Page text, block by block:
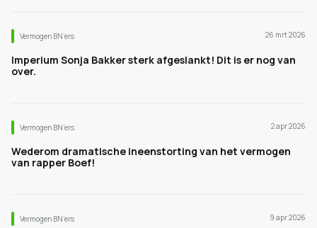
Vermogen BN’ers 26 mrt 2026
Imperium Sonja Bakker sterk afgeslankt! Dit is er nog van
over.
Vermogen BN’ers 2 apr 2026
Wederom dramatische ineenstorting van het vermogen
van rapper Boef!
Vermogen BN’ers 9 apr 2026